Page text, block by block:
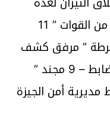
ساعات مما أدى لاستشهاد 16 من القوات ” 11
– 1 رقيب شرطة ” مرفق كشف
بأسمائهم وإصابة عدد 13 ” 4 ضابط – 9 مجند ”
أمن الجيزة